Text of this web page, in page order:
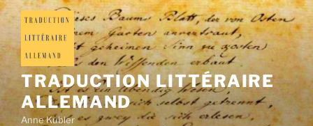
TRADUCTION LITTÉRAIRE
ALLEMAND
Anne Kubler